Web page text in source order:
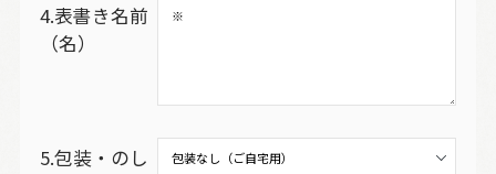
4.表書き名前
（名）
5.包装・のし